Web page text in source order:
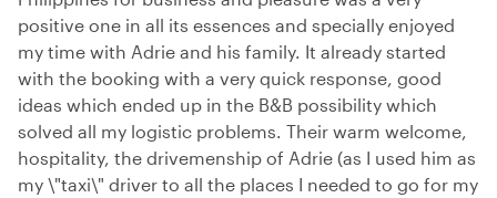
positive one in all its essences and specially enjoyed
my time with Adrie and his family. It already started
with the booking with a very quick response, good
ideas which ended up in the B&B possibility which
solved all my logistic problems. Their warm welcome,
hospitality, the drivemenship of Adrie (as I used him as
my \"taxi\" driver to all the places I needed to go for my